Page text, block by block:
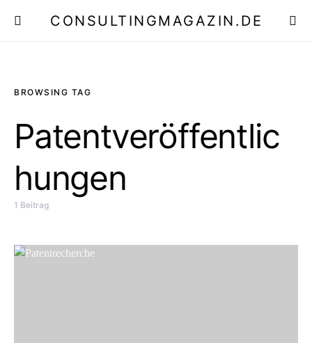
CONSULTINGMAGAZIN.DE
BROWSING TAG
Patentveröffentlic
hungen
1 Beitrag